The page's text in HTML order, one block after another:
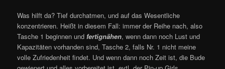
Was hilft da? Tief durchatmen, und auf das Wesentliche
konzentrieren. Heißt in diesem Fall: immer der Reihe nach, also
Tasche 1 beginnen undfertignähen, wenn dann noch Lust und
Kapazitäten vorhanden sind, Tasche 2, falls Nr. 1 nicht meine
volle Zufriedenheit findet. Und wenn dann noch Zeit ist, die Bude